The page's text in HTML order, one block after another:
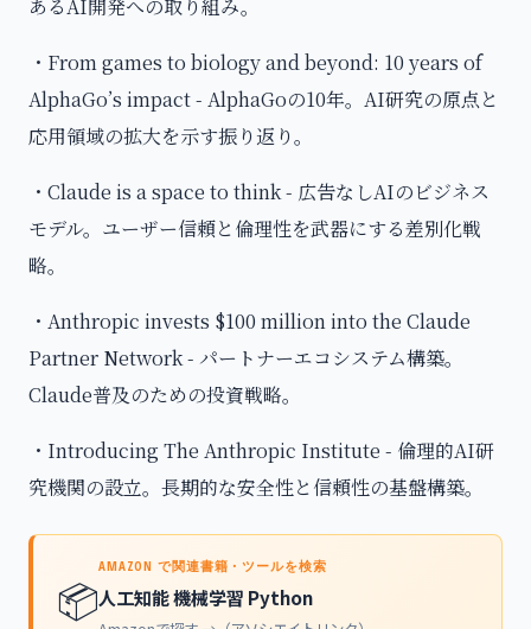
あるAI開発への取り組み。
・From games to biology and beyond: 10 years of
AlphaGo’s impact - AlphaGoの10年。AI研究の原点と
応用領域の拡大を示す振り返り。
・Claude is a space to think - 広告なしAIのビジネス
モデル。ユーザー信頼と倫理性を武器にする差別化戦
略。
・Anthropic invests $100 million into the Claude
Partner Network - パートナーエコシステム構築。
Claude普及のための投資戦略。
・Introducing The Anthropic Institute - 倫理的AI研
究機関の設立。長期的な安全性と信頼性の基盤構築。
📦
AMAZON で関連書籍・ツールを検索
人工知能 機械学習 Python